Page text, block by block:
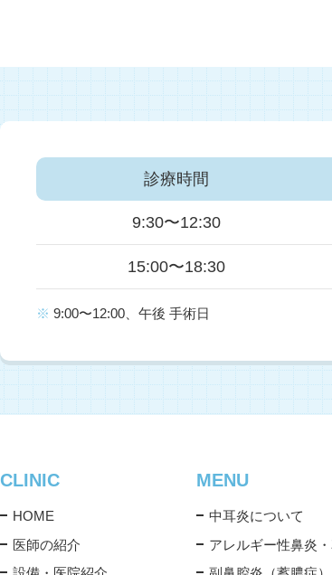
診療時間
9:30〜12:30
15:00〜18:30
※ 9:00〜12:00、午後 手術日
CLINIC
HOME
医師の紹介
MENU
中耳炎について
アレルギー性鼻炎